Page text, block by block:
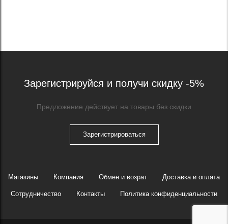
Зарегистрируйся и получи скидку -5%
Предложение действует на товары без скидки
Зарегистрироваться
Магазины Компания Обмен и возрат Доставка и оплата
Сотрудничество Контакты Политика конфиденциальности